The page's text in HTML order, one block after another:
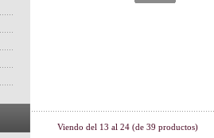
Viendo del 13 al 24 (de 39 productos)